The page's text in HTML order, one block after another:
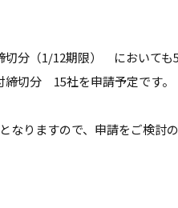
切分（1/12期限） においても5
締切分 15社を申請予定です。
なりますので、申請をご検討